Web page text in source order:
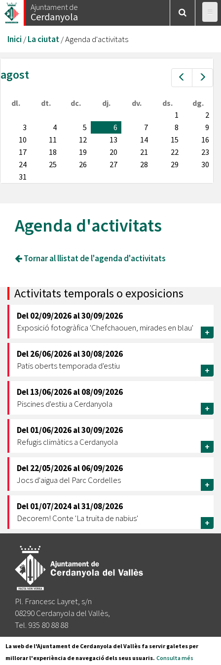
Vés
al
Ajuntament de
Cerdanyola
Esteu
aquí
Inici /La ciutat/Agenda d'activitats
Prev
agost
dl. dt. dc. dj. dv. ds.
dg.
1
2
3
4 5 6 7 8
9
10
11 12 13 14 15
16
17
18 19 20 21 22
23
24
25 26 27 28 29
30
31
Agenda d'activitats
Tornar al llistat de l'agenda d'activitats
Activitats temporals o exposicions
Del02/09/2026al30/09/2026
Exposició fotogràfica 'Chefchaouen, mirades en blau'
+
Del26/06/2026al30/08/2026
Patis oberts temporada d'estiu
+
Del13/06/2026al08/09/2026
Piscines d'estiu a Cerdanyola
+
Del01/06/2026al30/09/2026
Refugis climàtics a Cerdanyola
+
Del22/05/2026al06/09/2026
Jocs d'aigua del Parc Cordelles
+
Del01/07/2024al31/08/2026
Decorem! Conte 'La truita de nabius'
+
Pl. Francesc Layret, s/n
08290 Cerdanyola del Vallès,
Tel. 935 80 88 88
Segueix-nos a:
La web de l'Ajuntament de Cerdanyola del Vallès fa servir galetes per
millorar l'experiència de navegació dels seus usuaris. Consulta més